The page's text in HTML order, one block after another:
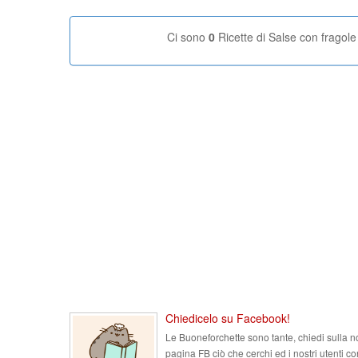
Ci sono 0 Ricette di Salse con fragole
Chiedicelo su Facebook!
Le Buoneforchette sono tante, chiedi sulla
pagina FB ciò che cerchi ed i nostri utenti